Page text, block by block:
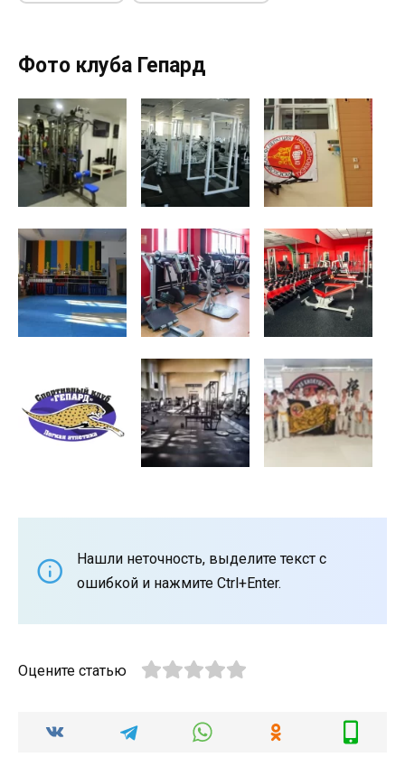
Фото клуба Гепард
Нашли неточность, выделите текст с
ошибкой и нажмите Ctrl+Enter.
Оцените статью